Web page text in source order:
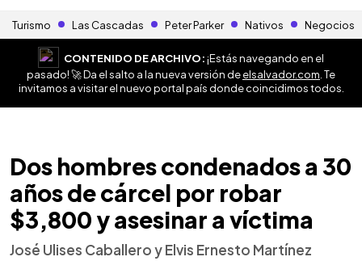
Turismo Las Cascadas Peter Parker Nativos Negocios
CONTENIDO DE ARCHIVO:¡Estás navegando en el
pasado! 🚀 Da el salto a la nueva versión deelsalvador.com . Te
invitamos a visitar el nuevo portal país donde coincidimos todos.
Dos hombres condenados a 30
años de cárcel por robar
$3,800 y asesinar a víctima
José Ulises Caballero y Elvis Ernesto Martínez